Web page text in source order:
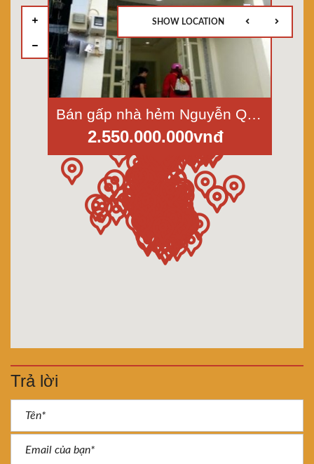
Bán gấp nhà hẻm Nguyễn Qúy Yêm-Bùi Tư Toàn, An Lạc, Bình Tân, diện tích 3,3x13m
2.550.000.000vnđ
SHOW LOCATION
Trả lời